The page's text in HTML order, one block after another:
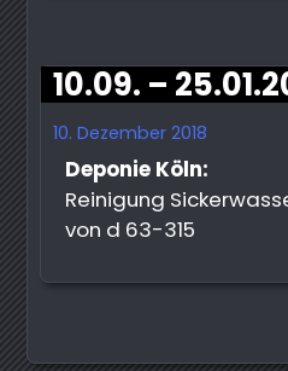
10.09. –
10. Dezember 2018
Deponie Köln:
Reinigung
von d 63-315